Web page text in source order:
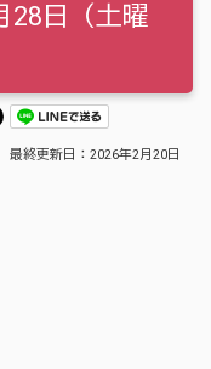
28日（土曜
最終更新日： 2026年2月20日